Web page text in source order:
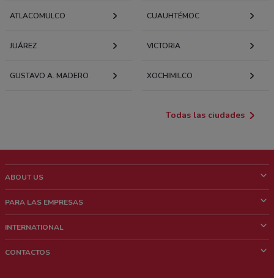
ATLACOMULCO CUAUHTÉMOC
JUÁREZ VICTORIA
GUSTAVO A. MADERO XOCHIMILCO
Todas las ciudades
ABOUT US
¿Quiénes Somos?
Trabaja con nosotros
PARA LAS EMPRESAS
Contacto comercial
INTERNATIONAL
CONTACTOS